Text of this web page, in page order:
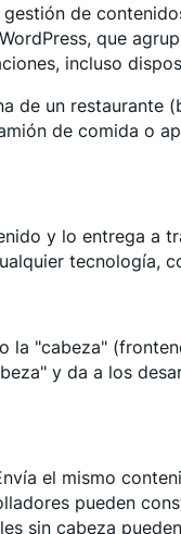
gestión de
que
incluso
de un
de comida o
y lo entrega a
tecnología,
la "cabeza"
y da a los
el mismo
pueden
sin cabeza